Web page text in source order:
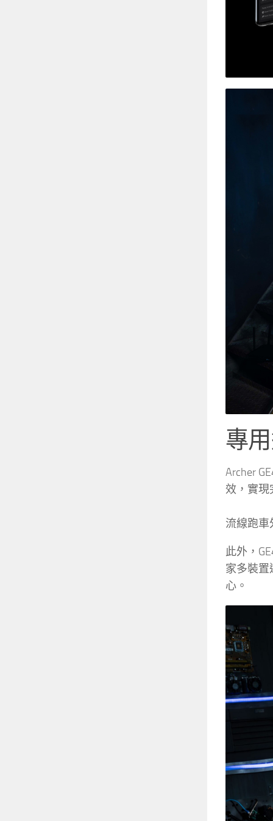
專
Archer
效，實現
流線跑車
此外，
家多裝
心。